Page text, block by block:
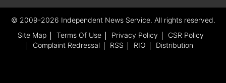
लड़ाई बंद करने और ऊर्जा लक्ष्यों के खिलाफ हमलों को रोकने
के लिए अलग-अलग समझौते कराए हैं। वाशिंगटन ने मॉस्को
के खिलाफ कुछ प्रतिबंधों को हटाने के लिए दबाव बनाने पर
© 2009-2026 Independent News Service. All rights reserved.
Site Map
Terms Of Use Privacy Policy
CSR Policy
Complaint Redressal
RSS RIO Distribution